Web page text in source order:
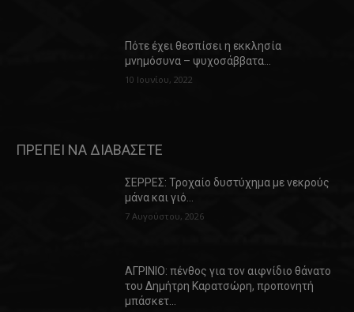
Πότε έχει θεσπίσει η εκκλησία
μνημόσυνα – ψυχοσάββατα…
10 Ιουνίου, 2022
ΠΡΕΠΕΙ ΝΑ ΔΙΑΒΑΣΕΤΕ
ΣΕΡΡΕΣ: Τροχαίο δυστύχημα με νεκρούς
μάνα και γιό…
7 Αυγούστου, 2026
ΑΓΡΙΝΙΟ: πένθος για τον αιφνίδιο θάνατο
του Δημήτρη Καρατσώρη, προπονητή
μπάσκετ…